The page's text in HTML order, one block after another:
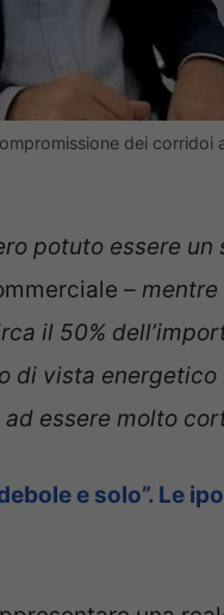
dei corridoi
potuto essere
– mentre
il 50%
vista energetico
essere molto
e solo”. Le